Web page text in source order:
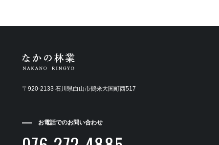
〒920-2133 石川県白山市鶴来大国町西517
お電話でのお問い合わせ